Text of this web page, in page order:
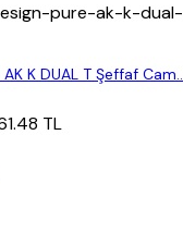
pure-ak-k-
K DUAL T Şeffaf
TL